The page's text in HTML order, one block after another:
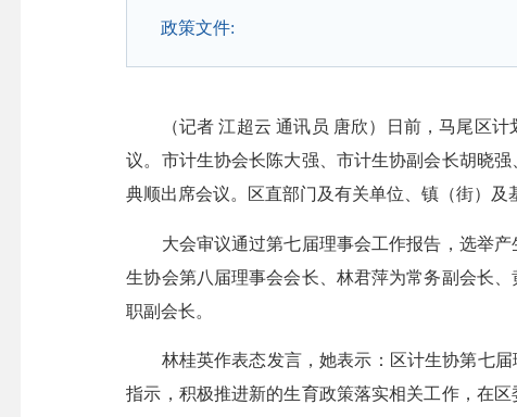
政策文件:
（记者 江超云 通讯员 唐欣）日前，马尾区计
议。市计生协会长陈大强、市计生协副会长胡晓
典顺出席会议。区直部门及有关单位、镇（街）及
大会审议通过第七届理事会工作报告，选举产
生协会第八届理事会会长、林君萍为常务副会长
职副会长。
林桂英作表态发言，她表示：区计生协第七届
指示，积极推进新的生育政策落实相关工作，在